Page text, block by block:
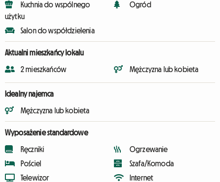
Kuchnia do wspólnego
użytku
Salon do współdzielenia
Ogród
Aktualni mieszkańcy lokalu
2 mieszkańców Mężczyzna lub kobieta
Idealny najemca
Mężczyzna lub kobieta
Wyposażenie standardowe
Ręczniki
Pościel
Telewizor
Ogrzewanie
Szafa/Komoda
Internet